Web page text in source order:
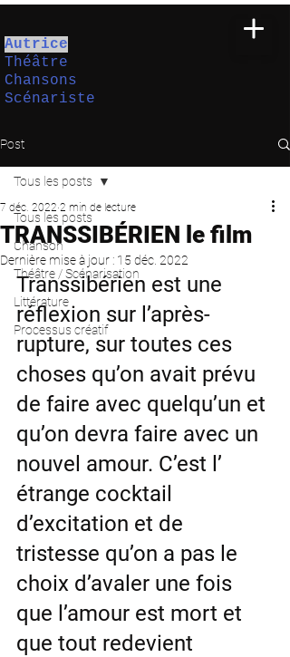
Autrice
Théâtre
Chansons
Scénariste
Post
Tous les posts
Chanson
Théâtre / Scénarisation
Littérature
Processus créatif
Tous les posts
TRANSSIBÉRIEN le film
7 déc. 2022 2 min de lecture
Dernière mise à jour : 15 déc. 2022
Transsibérien est une
réflexion sur l’après-
rupture, sur toutes ces
choses qu’on avait prévu
de faire avec quelqu’un et
qu’on devra faire avec un
nouvel amour. C’est l’
étrange cocktail
d’excitation et de
tristesse qu’on a pas le
choix d’avaler une fois
que l’amour est mort et
que tout redevient